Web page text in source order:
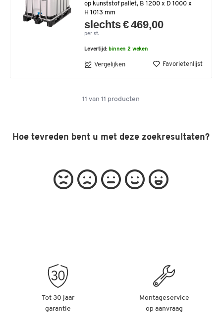
op kunststof pallet, B 1200 x D 1000 x
H 1013 mm
slechts € 469,00
per st.
Levertijd: binnen 2 weken
Vergelijken Favorietenlijst
11 van 11 producten
Hoe tevreden bent u met deze zoekresultaten?
Tot 30 jaar
garantie
Montageservice
op aanvraag